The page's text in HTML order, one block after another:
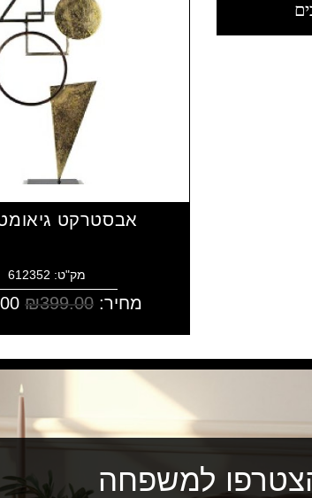
אבסטרקט גיאומטרי
מק"ט: 612352
מחיר: ₪399.00
למשפחה